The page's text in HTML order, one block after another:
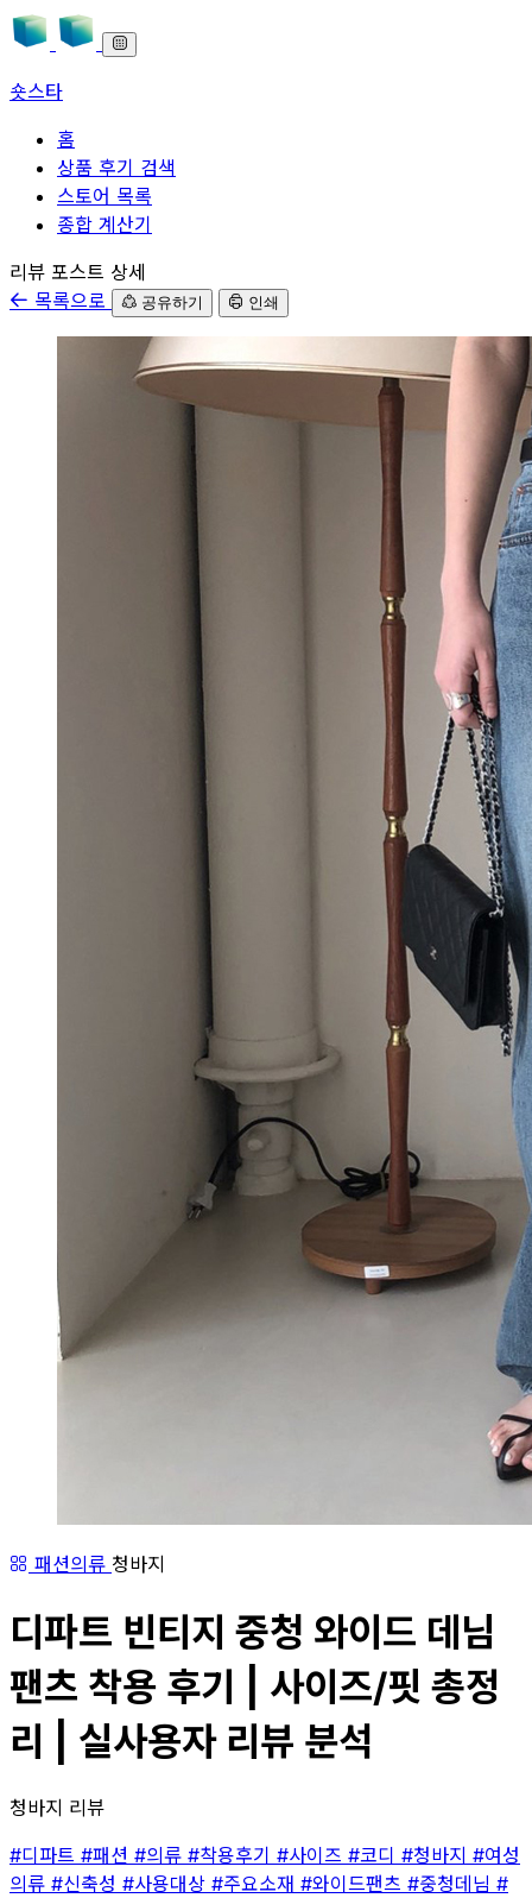
숏스타
홈
상품 후기 검색
스토어 목록
종합 계산기
본문으로 바로가기
리뷰 포스트 상세
목록으로
공유하기 인쇄
패션의류 청바지
디파트 빈티지 중청 와이드 데님
팬츠 착용 후기 | 사이즈/핏 총정
리 | 실사용자 리뷰 분석
청바지 리뷰
#디파트 #패션 #의류 #착용후기 #사이즈 #코디 #청바지 #여성
의류 #신축성 #사용대상 #주요소재 #와이드팬츠 #중청데님 #